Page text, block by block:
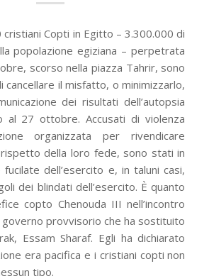
cristiani Copti in Egitto – 3.300.000 di
popolazione egiziana – perpetrata
scorso nella piazza Tahrir, sono
il misfatto, o minimizzarlo,
dei risultati dell’autopsia
al 27 ottobre. Accusati di violenza
organizzata per rivendicare
della loro fede, sono stati in
dell’esercito e, in taluni casi,
dei blindati dell’esercito. È quanto
copto Chenouda III nell’incontro
provvisorio che ha sostituito
Essam Sharaf. Egli ha dichiarato
era pacifica e i cristiani copti non
tipo.